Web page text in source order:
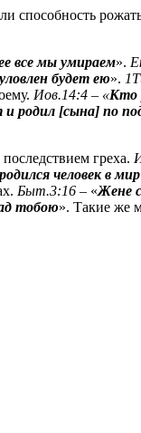
рожать
все мы умираем».
будет ею».
Иов.14:4 – «Кто
[сына] по
греха.
человек в мир
Быт.3:16 – «Жене
тобою». Такие же